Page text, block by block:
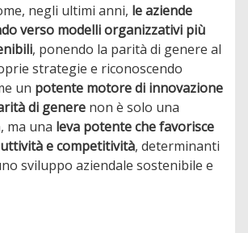
negli ultimi anni, le aziende
verso modelli organizzativi più
, ponendo la parità di genere al
strategie e riconoscendo
un potente motore di innovazione
di genere non è solo una
ma una leva potente che favorisce
e competitività, determinanti
sviluppo aziendale sostenibile e